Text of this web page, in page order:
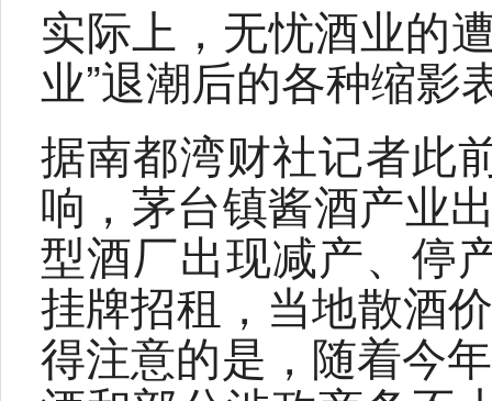
实际上，无忧酒业的
业”退潮后的各种缩影
据南都湾财社记者此
响，茅台镇酱酒产业
型酒厂出现减产、停
挂牌招租，当地散酒
得注意的是，随着今